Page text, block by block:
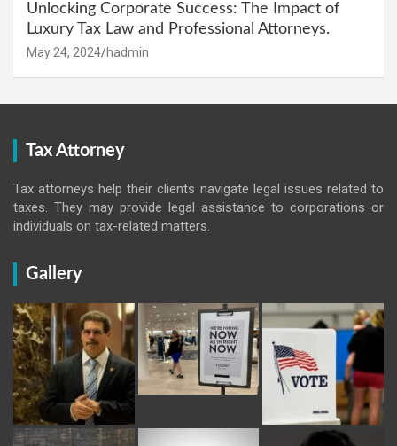
Unlocking Corporate Success: The Impact of
Luxury Tax Law and Professional Attorneys.
May 24, 2024 hadmin
Tax Attorney
Tax attorneys help their clients navigate legal issues related to
taxes. They may provide legal assistance to corporations or
individuals on tax-related matters.
Gallery